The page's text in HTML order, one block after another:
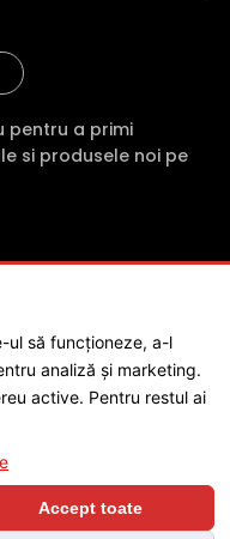
pentru a primi
si produsele noi pe
· Sediu: Str. Petrache
ne·Service produs
ul să funcționeze, a-l
analiză și marketing.
active. Pentru restul ai
Accept toate